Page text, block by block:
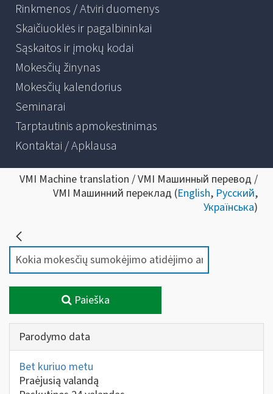
Rinkmenos / Atviri duomenys
Skaičiuoklės ir pagalbininkai
Sąskaitos ir įmokų kodai
Mokesčių žinynas
Mokesčių kalendorius
Seminarai
Tarptautinis apmokestinimas
Kontaktai / Apklausa
VMI Machine translation / VMI Машинный перевод /
VMI Машинний переклад (English, Русский,
Українська)
Paieška
Parodymo data
Bet kuriuo metu
Praėjusią valandą